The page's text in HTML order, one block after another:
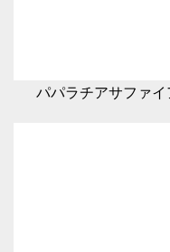
パパラチアサファイ